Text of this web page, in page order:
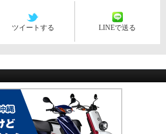
ツイートする LINEで送る